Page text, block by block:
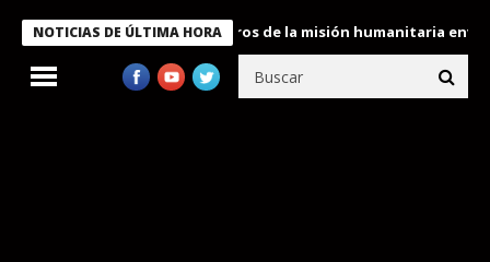
NOTICIAS DE ÚLTIMA HORA
condecora a miembros de la misión humanitaria enviada a